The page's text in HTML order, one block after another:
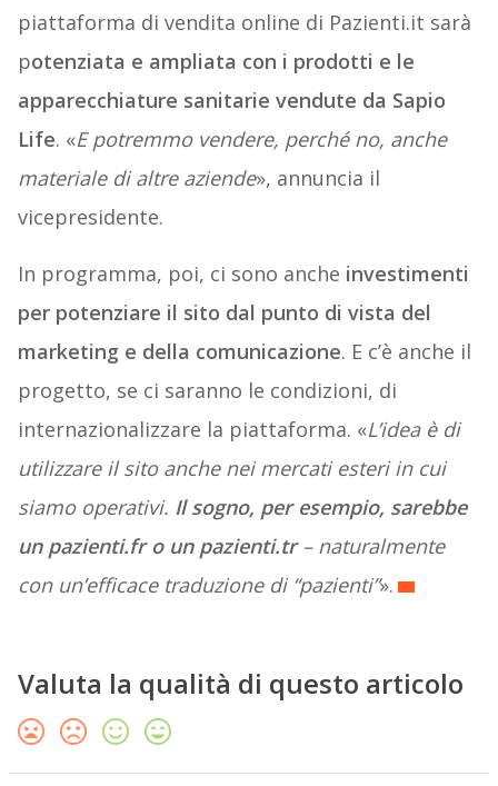
piattaforma di vendita online di Pazienti.it sarà
potenziata e ampliata con i prodotti e le
apparecchiature sanitarie vendute da Sapio
Life. «E potremmo vendere, perché no, anche
materiale di altre aziende», annuncia il
vicepresidente.
In programma, poi, ci sono anche investimenti
per potenziare il sito dal punto di vista del
marketing e della comunicazione. E c’è anche il
progetto, se ci saranno le condizioni, di
internazionalizzare la piattaforma. «L’idea è di
utilizzare il sito anche nei mercati esteri in cui
siamo operativi. Il sogno, per esempio, sarebbe
un pazienti.fr o un pazienti.tr – naturalmente
con un’efficace traduzione di “pazienti”».
Valuta la qualità di questo articolo